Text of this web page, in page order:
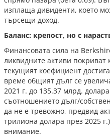
изплаща дивиденти, което
търсещи доход.
Баланс: крепост, но с
Финансовата сила на
ликвидните активи
текущият коефициент
време общият дълг се
2021 г. до 135.37 млрд.
съотношението дълг/
да не е тревожно, предвид
трилиона долара през 2025
внимание.